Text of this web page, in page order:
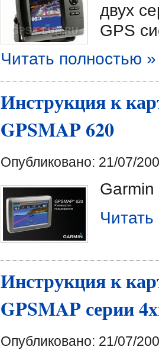
двух
GPS
Читать полностью »
Инструкция к
GPSMAP 620
Опубликовано: 21/07/
Инструкция к
GPSMAP серии
Опубликовано: 21/07/